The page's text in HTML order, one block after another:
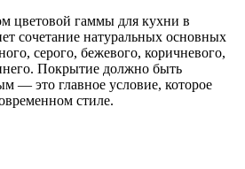
цветовой гаммы для кухни в
сочетание натуральных основных
серого, бежевого, коричневого,
Покрытие должно быть
— это главное условие, которое
стиле.